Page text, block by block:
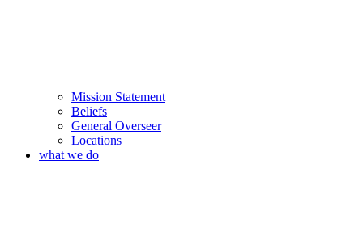
Mission Statement
Beliefs
General Overseer
Locations
what we do